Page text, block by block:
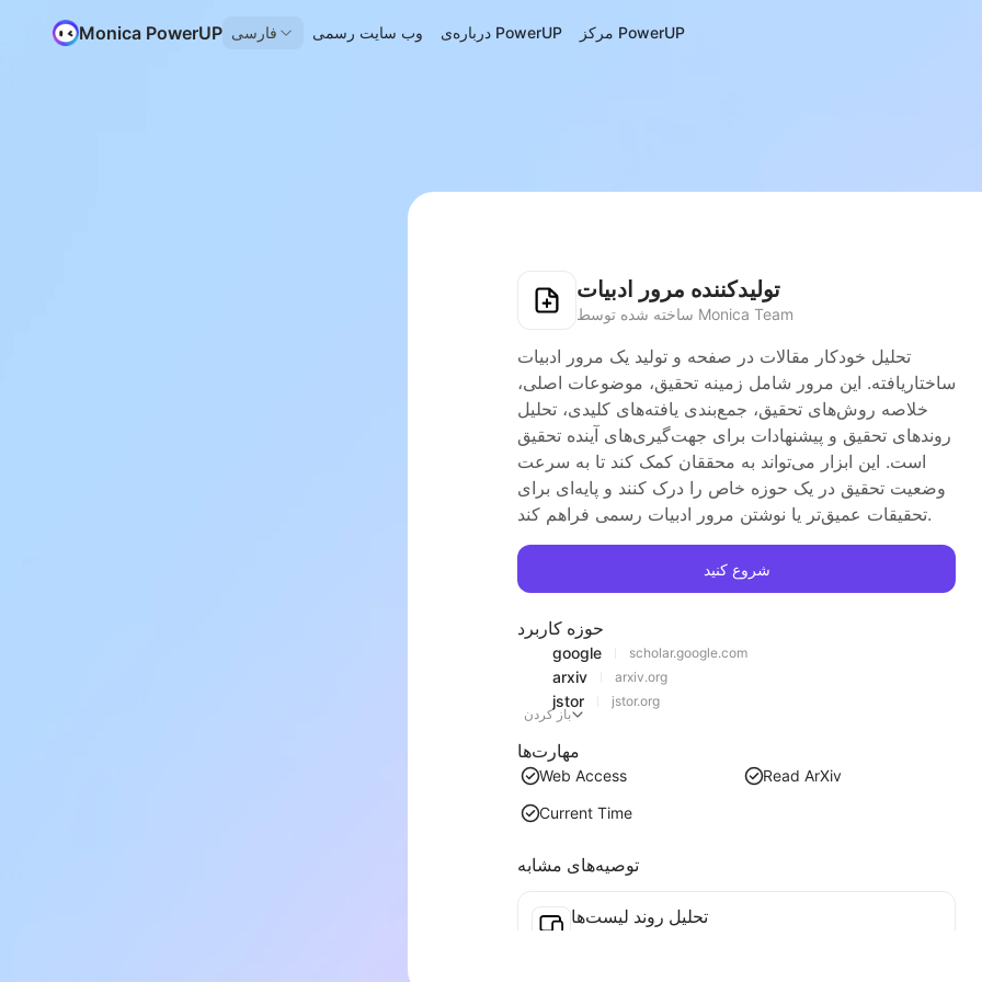
Monica PowerUP فارسی وب سایت رسمی درباره‌ی PowerUP مرکز PowerUP
تولیدکننده مرور ادبیات
ساخته شده توسط Monica Team
تحلیل خودکار مقالات در صفحه و تولید یک مرور ادبیات
ساختاریافته. این مرور شامل زمینه تحقیق، موضوعات اصلی،
خلاصه روش‌های تحقیق، جمع‌بندی یافته‌های کلیدی، تحلیل
روندهای تحقیق و پیشنهادات برای جهت‌گیری‌های آینده تحقیق
است. این ابزار می‌تواند به محققان کمک کند تا به سرعت
وضعیت تحقیق در یک حوزه خاص را درک کنند و پایه‌ای برای
تحقیقات عمیق‌تر یا نوشتن مرور ادبیات رسمی فراهم کند.
شروع کنید
حوزه کاربرد
google scholar.google.com
arxiv arxiv.org
jstor
jstor.org
باز کردن
مهارت‌ها
Web Access
Read ArXiv
Current Time
توصیه‌های مشابه
تحلیل روند لیست‌ها